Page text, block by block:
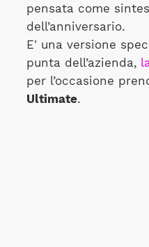
pensata come
dell’anniversario.
E' una versione
punta dell’azienda,
per l’occasione
Ultimate.